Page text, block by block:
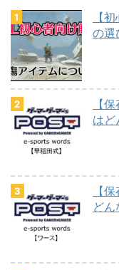
【
の選
【
はど
【
どん